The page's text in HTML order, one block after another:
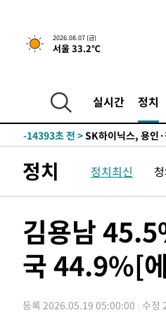
2026.08.07 (금)
서울 33.2℃
실시간 정치
실천"
-26621초 전 >이란, "오만과 '중앙
운드는 임시"
-18189초 전 >"낮 기온 소폭 하락
-18116초 전 >
[단독]중수청 지원
-16087초 전 >
-14393초 전 >SK하이닉스, 용인
-10502초 전 >
외국인 심판 성 접
-10236초 전 >[속보]코스닥,
-10169초 전 >[속보]원·달러 환
-10058초 전 > [속보] 노원서
-7148초 전 >[속보]종합특검, '계
-5992초 전 >11시간 압수수색에
정치 정치최신
김용남
국 44.9%[
등록 2026.05.19 05:00:00 수정